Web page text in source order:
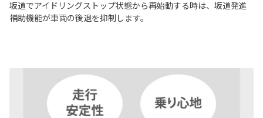
坂道でアイドリングストップ状態から再始動する時は、坂道発進
補助機能が車両の後退を抑制します。